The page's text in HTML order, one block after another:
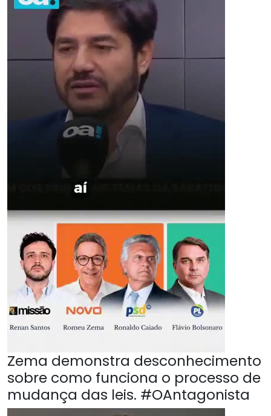
Zema demonstra desconhecimento
sobre como funciona o processo de
mudança das leis. #OAntagonista